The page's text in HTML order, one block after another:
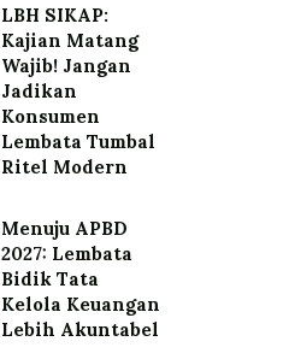
LBH SIKAP:
Kajian Matang
Wajib! Jangan
Jadikan
Konsumen
Lembata Tumbal
Ritel Modern
Menuju APBD
2027: Lembata
Bidik Tata
Kelola Keuangan
Lebih Akuntabel